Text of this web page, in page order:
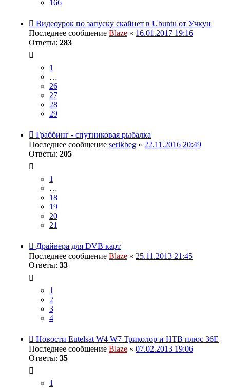
166
Видеоурок по запуску скайнет в Ubuntu от Учкун
Последнее сообщение Blaze « 16.01.2017 19:16
Ответы: 283
1
…
26
27
28
29
Граббинг - спутниковая рыбалка
Последнее сообщение serikbeg « 22.11.2016 20:49
Ответы: 205
1
…
18
19
20
21
Драйвера для DVB карт
Последнее сообщение Blaze « 25.11.2013 21:45
Ответы: 33
1
2
3
4
Новости Eutelsat W4 W7 Триколор и НТВ плюс 36E
Последнее сообщение Blaze « 07.02.2013 19:06
Ответы: 35
1